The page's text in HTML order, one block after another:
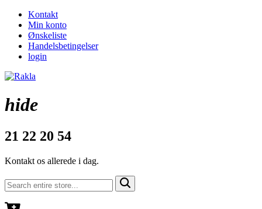
Kontakt
Min konto
Ønskeliste
Handelsbetingelser
login
hide
21 22 20 54
Kontakt os allerede i dag.